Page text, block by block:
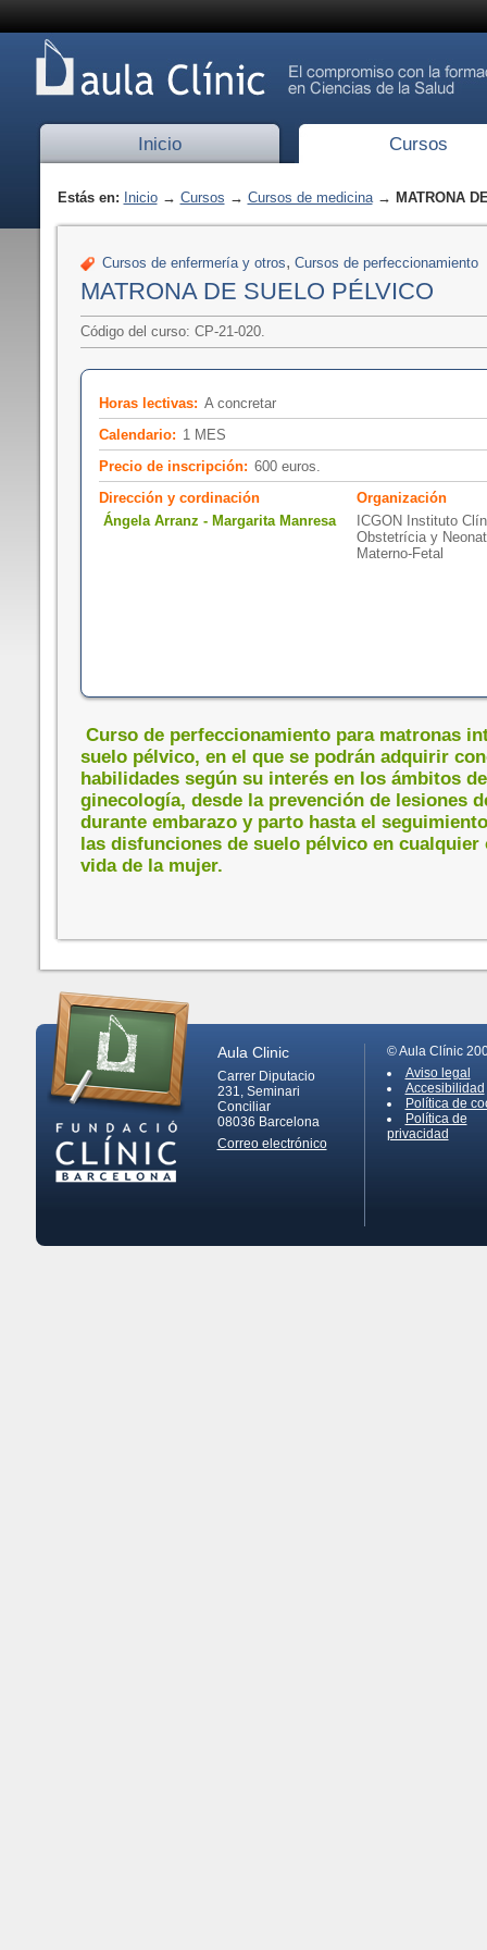
Inicio Cursos
Estás en: Inicio→ Cursos → Cursos de medicina→ MATRONA
Cursos de enfermería y otros, Cursos de perfeccionamiento
MATRONA DE SUELO PÉLVICO
Código del curso: CP-21-020.
Horas lectivas: A concretar
Calendario: 1 MES
Precio de inscripción: 600 euros.
Dirección y cordinación
Ángela Arranz - Margarita Manresa
Organización
ICGON Instituto
Obstetrícia y
Materno-Fetal
Curso de perfeccionamiento para matronas
suelo pélvico, en el que se podrán adquirir
habilidades según su interés en los ámbitos
ginecología, desde la prevención de lesiones
durante embarazo y parto hasta el
las disfunciones de suelo pélvico en cualquier
vida de la mujer.
Aula Clinic
Carrer Diputacio
231, Seminari
Conciliar
08036 Barcelona
Correo electrónico
© Aula Clínic
Aviso legal
Accesibilidad
Política de
Política de
privacidad